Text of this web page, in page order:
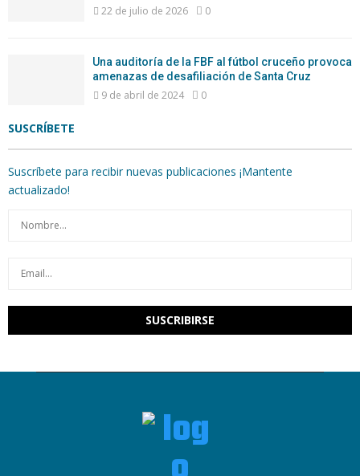
22 de julio de 2026 0
Una auditoría de la FBF al fútbol cruceño provoca
amenazas de desafiliación de Santa Cruz
9 de abril de 2024 0
SUSCRÍBETE
Suscríbete para recibir nuevas publicaciones ¡Mantente
actualizado!